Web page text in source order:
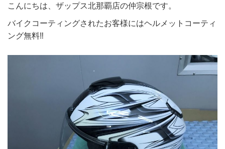
こんにちは、ザップス北那覇店の仲宗根です。
バイクコーティングされたお客様にはヘルメットコーティ
ング無料‼️